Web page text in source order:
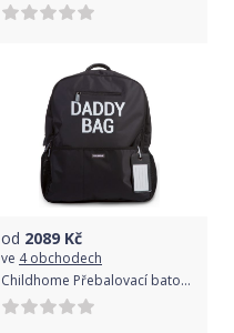
od 2089 Kč
ve 4 obchodech
Childhome Přebalovací batoh Daddy Bag Black